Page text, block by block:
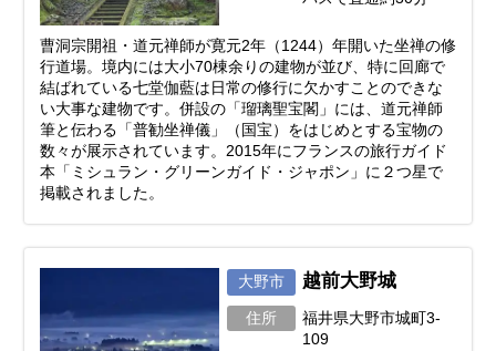
曹洞宗開祖・道元禅師が寛元2年（1244）年開いた坐禅の修
行道場。境内には大小70棟余りの建物が並び、特に回廊で
結ばれている七堂伽藍は日常の修行に欠かすことのできな
い大事な建物です。併設の「瑠璃聖宝閣」には、道元禅師
筆と伝わる「普勧坐禅儀」（国宝）をはじめとする宝物の
数々が展示されています。2015年にフランスの旅行ガイド
本「ミシュラン・グリーンガイド・ジャポン」に２つ星で
掲載されました。
大野市 越前大野城
住所
福井県大野市城町3-
109